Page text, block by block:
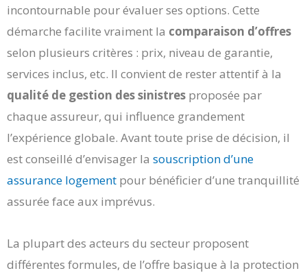
incontournable pour évaluer ses options. Cette
démarche facilite vraiment la comparaison d’offres
selon plusieurs critères : prix, niveau de garantie,
services inclus, etc. Il convient de rester attentif à la
qualité de gestion des sinistres proposée par
chaque assureur, qui influence grandement
l’expérience globale. Avant toute prise de décision, il
est conseillé d’envisager la souscription d’une
assurance logement pour bénéficier d’une tranquillité
assurée face aux imprévus.
La plupart des acteurs du secteur proposent
différentes formules, de l’offre basique à la protection